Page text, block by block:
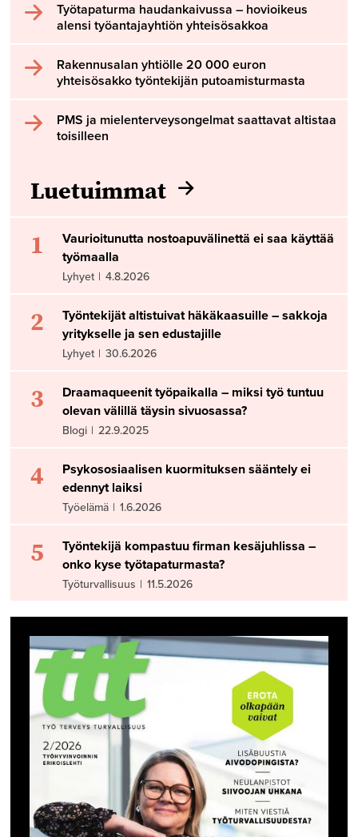
Työtapaturma haudankaivussa – hovioikeus
alensi työantajayhtiön yhteisösakkoa
Rakennusalan yhtiölle 20 000 euron
yhteisösakko työntekijän putoamisturmasta
PMS ja mielenterveysongelmat saattavat altistaa
toisilleen
Luetuimmat
1
Vaurioitunutta nostoapuvälinettä ei saa käyttää
työmaalla
Lyhyet | 4.8.2026
2
Työntekijät altistuivat häkäkaasuille – sakkoja
yritykselle ja sen edustajille
Lyhyet | 30.6.2026
3
Draamaqueenit työpaikalla – miksi työ tuntuu
olevan välillä täysin sivuosassa?
Blogi | 22.9.2025
4
Psykososiaalisen kuormituksen sääntely ei
edennyt laiksi
Työelämä | 1.6.2026
5
Työntekijä kompastuu firman kesäjuhlissa –
onko kyse työtapaturmasta?
Työturvallisuus | 11.5.2026